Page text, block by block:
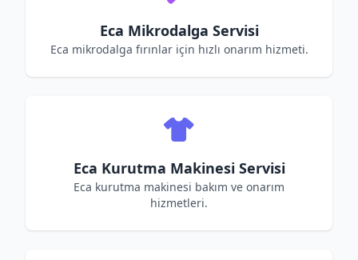
Eca Mikrodalga Servisi
Eca mikrodalga fırınlar için hızlı onarım hizmeti.
Eca Kurutma Makinesi Servisi
Eca kurutma makinesi bakım ve onarım
hizmetleri.